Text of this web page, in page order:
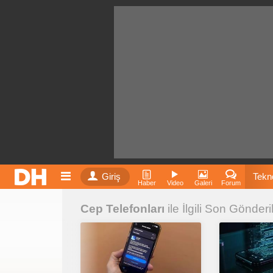
Giriş
Haber Video Galeri Forum
Film
Cep Telefonları ile İlgili Son